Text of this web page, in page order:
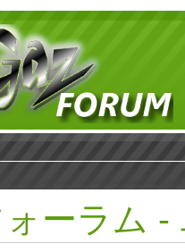
ーラム -